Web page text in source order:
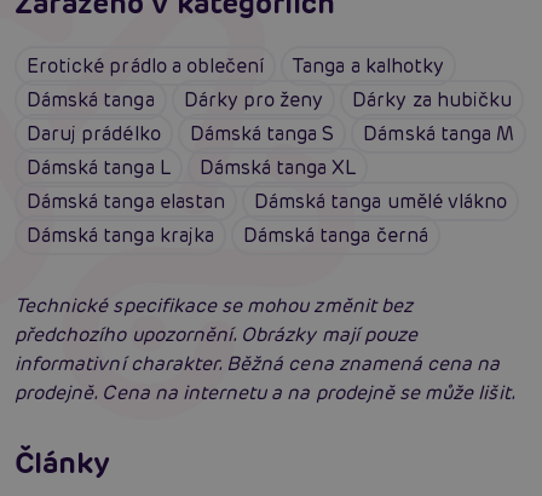
Erotické prádlo a oblečení
Tanga a kalhotky
Dámská tanga
Dárky pro ženy
Dárky za hubičku
Daruj prádélko
Dámská tanga S
Dámská tanga M
Dámská tanga L
Dámská tanga XL
Dámská tanga elastan
Dámská tanga umělé vlákno
Dámská tanga krajka
Dámská tanga černá
Technické specifikace se mohou změnit bez
předchozího upozornění. Obrázky mají pouze
informativní charakter. Běžná cena znamená cena na
prodejně. Cena na internetu a na prodejně se může lišit.
Články
neodolatelně sexy
Číst více
Erotická inteligence: Příručka Sexiomů